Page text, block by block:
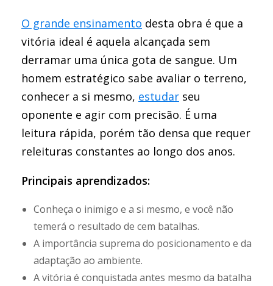
O grande ensinamento desta obra é que a
vitória ideal é aquela alcançada sem
derramar uma única gota de sangue. Um
homem estratégico sabe avaliar o terreno,
conhecer a si mesmo, estudar seu
oponente e agir com precisão. É uma
leitura rápida, porém tão densa que requer
releituras constantes ao longo dos anos.
Principais aprendizados:
Conheça o inimigo e a si mesmo, e você não
temerá o resultado de cem batalhas.
A importância suprema do posicionamento e da
adaptação ao ambiente.
A vitória é conquistada antes mesmo da batalha